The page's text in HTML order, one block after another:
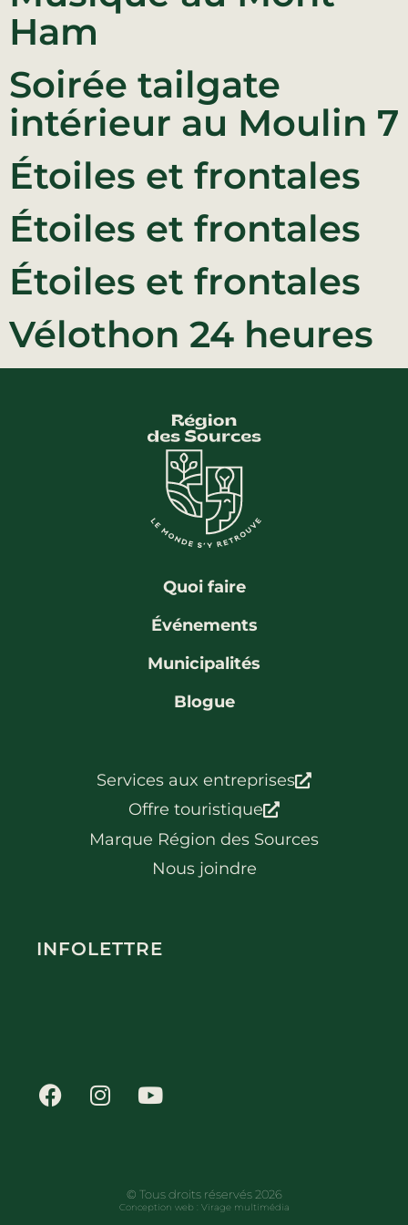
Bénévolat
Communauté d’affaires
Travailleurs autonomes
Itinéraires
Pédalez!
Blogue
Ham
Soirée tailgate
intérieur au Moulin 7
Étoiles et frontales
Étoiles et frontales
Étoiles et frontales
Vélothon 24 heures
Quoi faire
Événements
Municipalités
Blogue
Services aux entreprises
Offre touristique
Marque Région des Sources
Nous joindre
INFOLETTRE
© Tous droits réservés 2026
Conception web : Virage multimédia